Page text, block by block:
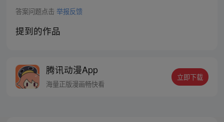
答案问题点击 举报反馈
提到的作品
腾讯动漫App
海量正版漫画畅快看
立即下载